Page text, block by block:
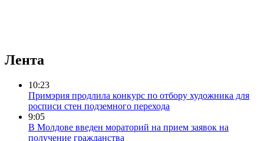
Лента
10:23
Примэрия продлила конкурс по отбору художника для
росписи стен подземного перехода
9:05
В Молдове введен мораторий на прием заявок на
получение гражданства